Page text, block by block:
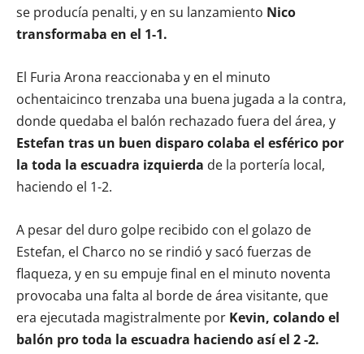
se producía penalti, y en su lanzamiento Nico
transformaba en el 1-1.
El Furia Arona reaccionaba y en el minuto
ochentaicinco trenzaba una buena jugada a la contra,
donde quedaba el balón rechazado fuera del área, y
Estefan tras un buen disparo colaba el esférico por
la toda la escuadra izquierda de la portería local,
haciendo el 1-2.
A pesar del duro golpe recibido con el golazo de
Estefan, el Charco no se rindió y sacó fuerzas de
flaqueza, y en su empuje final en el minuto noventa
provocaba una falta al borde de área visitante, que
era ejecutada magistralmente por Kevin, colando el
balón pro toda la escuadra haciendo así el 2 -2.